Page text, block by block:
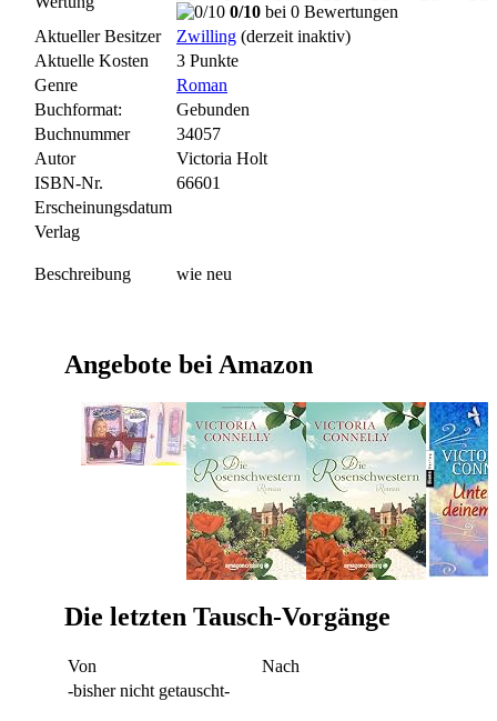
0/10 bei 0 Bewertungen
Aktueller Besitzer
Zwilling (derzeit inaktiv)
Aktuelle Kosten
3 Punkte
Genre
Roman
Buchformat:
Gebunden
Buchnummer
34057
Autor
Victoria Holt
ISBN-Nr.
66601
Erscheinungsdatum
Verlag
Beschreibung wie neu
Angebote bei Amazon
Die letzten Tausch-Vorgänge
Von
Nach
-bisher nicht getauscht-